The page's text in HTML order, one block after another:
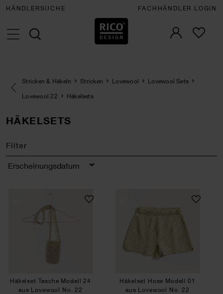
HÄNDLERSUCHE FACHHÄNDLER LOGIN
Eine Kategorie zurück navigieren
Stricken & Häkeln Stricken Lovewool
Lovewool Sets
Lovewool 22
Häkelsets
HÄKELSETS
Filter
Sortierung
Häkelset Tasche Modell 24 aus Lovewool No. 22
Häkelset Tasche Modell 24
aus Lovewool No. 22
Häkelset Hose
Häkelset Hose Modell 01
aus Lovewool No. 22